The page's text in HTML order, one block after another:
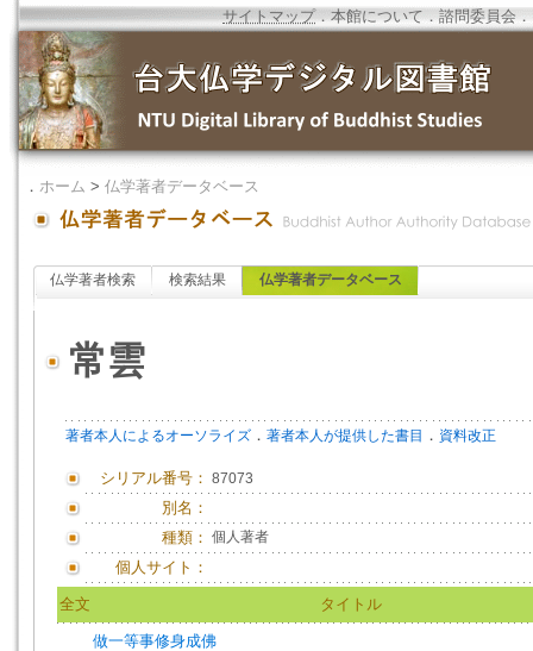
サイトマップ．本館について ．諮問委員会 ．
． ホーム > 仏学著者データベース
仏学著者検索 検索結果 仏学著者データベース
常雲
著者本人によるオーソライズ ． 著者本人が提供した書目 ． 資料改正
シリアル番号： 87073
別名：
種類： 個人著者
個人サイト：
全文 タイトル
做一等事修身成佛